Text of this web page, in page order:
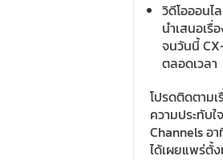
วิดีโอออนไ
นำเสนอเรื่
จนวันนี้
ตลอดเวลา
โปรดติดตาม
ความประทับ
Channels อ
ได้เผยแพร่ตั้